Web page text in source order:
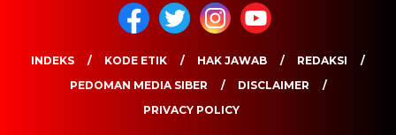
INDEKS KODE ETIK HAK JAWAB
REDAKSI
PEDOMAN MEDIA SIBER
DISCLAIMER
PRIVACY POLICY